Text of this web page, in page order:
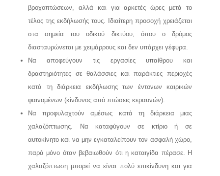
βροχοπτώσεων, αλλά και για αρκετές ώρες μετά το
τέλος της εκδήλωσής τους. Ιδιαίτερη προσοχή χρειάζεται
στα σημεία του οδικού δικτύου, όπου ο δρόμος
διασταυρώνεται με χειμάρρους και δεν υπάρχει γέφυρα.
Να αποφεύγουν τις εργασίες υπαίθρου και
δραστηριότητες σε θαλάσσιες και παράκτιες περιοχές
κατά τη διάρκεια εκδήλωσης των έντονων καιρικών
φαινομένων (κίνδυνος από πτώσεις κεραυνών).
Να προφυλαχτούν αμέσως κατά τη διάρκεια μιας
χαλαζόπτωσης. Να καταφύγουν σε κτίριο ή σε
αυτοκίνητο και να μην εγκαταλείπουν τον ασφαλή χώρο,
παρά μόνο όταν βεβαιωθούν ότι η καταιγίδα πέρασε. Η
χαλαζόπτωση μπορεί να είναι πολύ επικίνδυνη και για